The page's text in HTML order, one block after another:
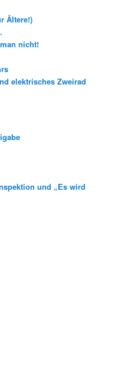
Ältere!)
nicht!
elektrisches Zweirad
und „Es wird